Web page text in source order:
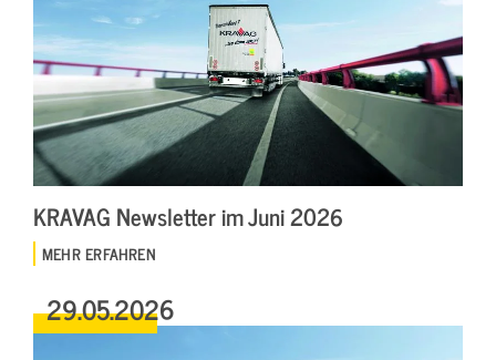
KRAVAG Newsletter im Juni 2026
MEHR ERFAHREN
29.05.2026